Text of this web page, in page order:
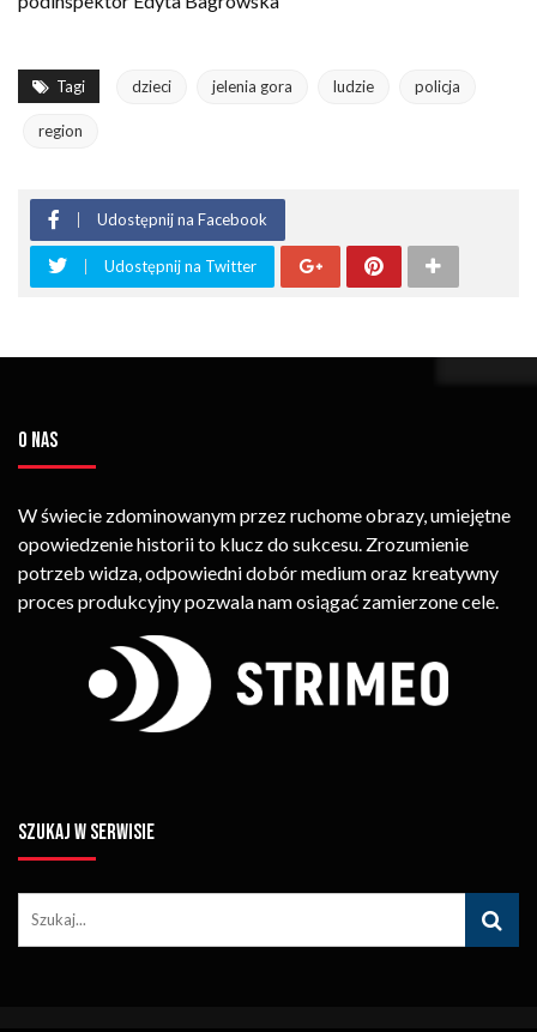
Tagi dzieci jelenia gora ludzie policja
region
Udostępnij na Facebook
Udostępnij na Twitter
O NAS
W świecie zdominowanym przez ruchome obrazy, umiejętne
opowiedzenie historii to klucz do sukcesu. Zrozumienie
potrzeb widza, odpowiedni dobór medium oraz kreatywny
proces produkcyjny pozwala nam osiągać zamierzone cele.
SZUKAJ W SERWISIE